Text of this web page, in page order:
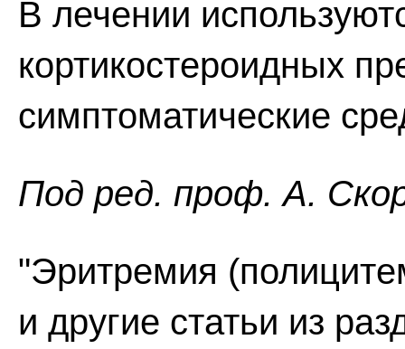
В лечении
кортикостероидных
симптоматические
Пoд peд. проф. А.
"Эритремия
и другие статьи из